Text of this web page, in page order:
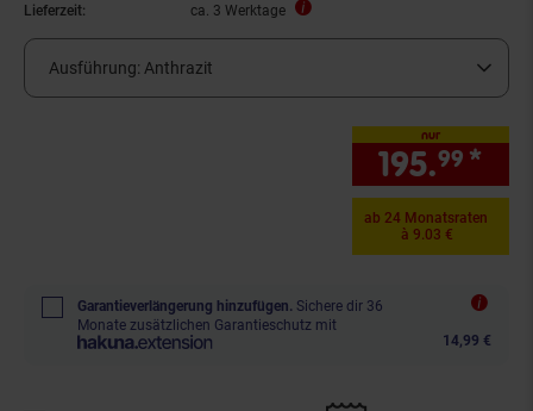
Lieferzeit:
ca. 3 Werktage
Ausführung: Anthrazit
nur
195.99 *
ab 24 Monatsraten
à 9.03 €
Garantieverlängerung hinzufügen. Sichere dir 36
Monate zusätzlichen Garantieschutz mit
14,99 €